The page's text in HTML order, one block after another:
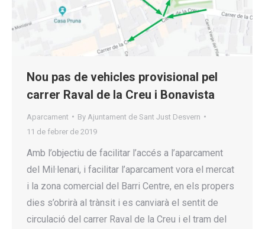
Nou pas de vehicles provisional pel
carrer Raval de la Creu i Bonavista
Aparcament By Ajuntament de Sant Just Desvern
11 de febrer de 2019
Amb l’objectiu de facilitar l’accés a l’aparcament
del Mil·lenari, i facilitar l’aparcament vora el mercat
i la zona comercial del Barri Centre, en els propers
dies s’obrirà al trànsit i es canviarà el sentit de
circulació del carrer Raval de la Creu i el tram del